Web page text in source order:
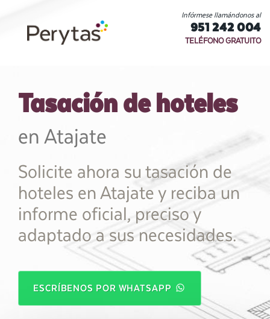
Infórmese llamándonos al
951 242 004
TELÉFONO GRATUITO
Tasación de hoteles
en Atajate
Solicite ahora su tasación de
hoteles en Atajate y reciba un
informe oficial, preciso y
adaptado a sus necesidades.
ESCRÍBENOS POR WHATSAPP